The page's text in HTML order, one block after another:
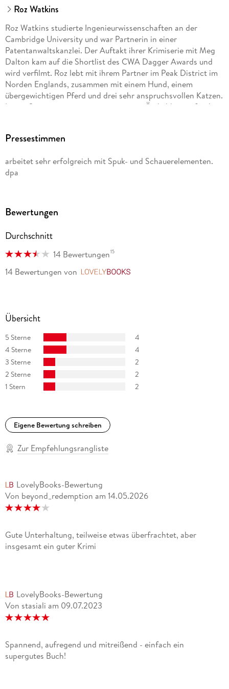
Roz Watkins
Roz Watkins studierte Ingenieurwissenschaften an der
Cambridge University und war Partnerin in einer
Patentanwaltskanzlei. Der Auftakt ihrer Krimiserie mit Meg
Dalton kam auf die Shortlist des CWA Dagger Awards und
wird verfilmt. Roz lebt mit ihrem Partner im Peak District im
Norden Englands, zusammen mit einem Hund, einem
übergewichtigen Pferd und drei sehr anspruchsvollen Katzen.
Lange Spaziergänge nutzt sie, um neue Örtlichkeiten für ihre
Pressestimmen
arbeitet sehr erfolgreich mit Spuk- und Schauerelementen.
dpa
Bewertungen
Durchschnitt
14 Bewertungen15
14 Bewertungen von
Übersicht
5 Sterne
4
4 Sterne
4
3 Sterne
2
2 Sterne
2
1 Stern
2
Eigene Bewertung schreiben
Zur Empfehlungsrangliste
LovelyBooks-Bewertung
Von beyond_redemption am 14.05.2026
Gute Unterhaltung, teilweise etwas überfrachtet, aber
insgesamt ein guter Krimi
LovelyBooks-Bewertung
Von stasiali am 09.07.2023
Spannend, aufregend und mitreißend - einfach ein
supergutes Buch!